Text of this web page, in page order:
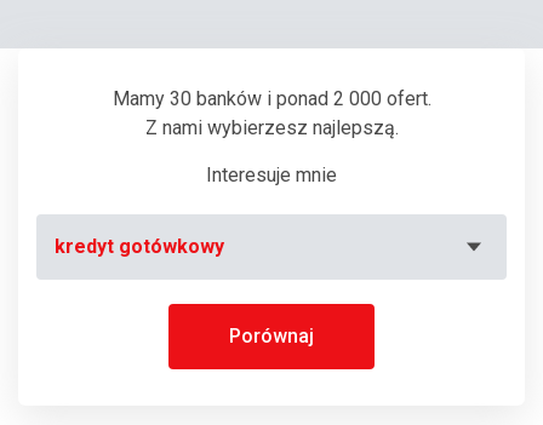
Mamy 30 banków i ponad 2 000 ofert.
Z nami wybierzesz najlepszą.
Interesuje mnie
kredyt gotówkowy
Porównaj